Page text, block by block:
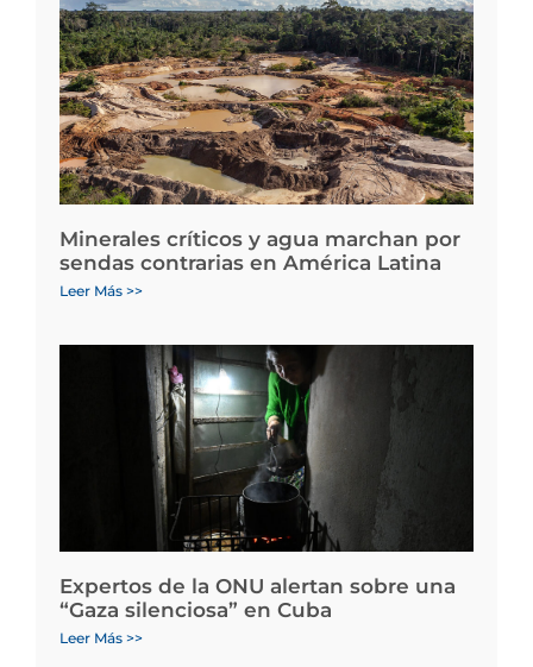
Minerales críticos y agua marchan por
sendas contrarias en América Latina
Leer Más >>
Expertos de la ONU alertan sobre una
“Gaza silenciosa” en Cuba
Leer Más >>